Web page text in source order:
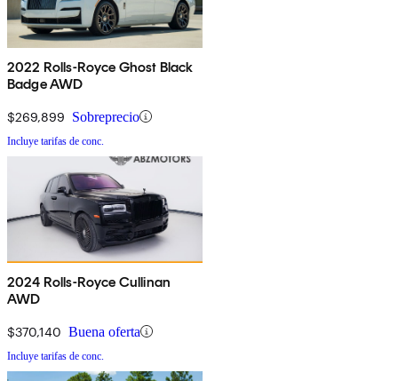
2022 Rolls-Royce Ghost Black
Badge AWD
$269,899 Sobreprecio
Incluye tarifas de conc.
2024 Rolls-Royce Cullinan
AWD
$370,140 Buena oferta
Incluye tarifas de conc.